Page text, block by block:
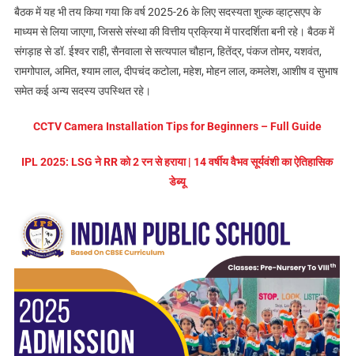
बैठक में यह भी तय किया गया कि वर्ष 2025-26 के लिए सदस्यता शुल्क व्हाट्सएप के
माध्यम से लिया जाएगा, जिससे संस्था की वित्तीय प्रक्रिया में पारदर्शिता बनी रहे। बैठक में
संगड़ाह से डॉ. ईश्वर राही, सैनवाला से सत्यपाल चौहान, हितेंद्र, पंकज तोमर, यशवंत,
रामगोपाल, अमित, श्याम लाल, दीपचंद कटोला, महेश, मोहन लाल, कमलेश, आशीष व सुभाष
समेत कई अन्य सदस्य उपस्थित रहे।
CCTV Camera Installation Tips for Beginners – Full Guide
IPL 2025: LSG ने RR को 2 रन से हराया | 14 वर्षीय वैभव सूर्यवंशी का ऐतिहासिक
डेब्यू